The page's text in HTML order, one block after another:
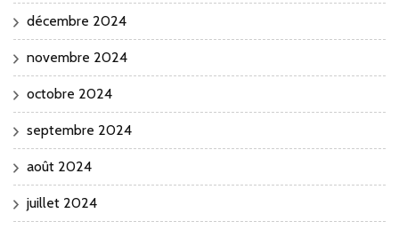
décembre 2024
novembre 2024
octobre 2024
septembre 2024
août 2024
juillet 2024